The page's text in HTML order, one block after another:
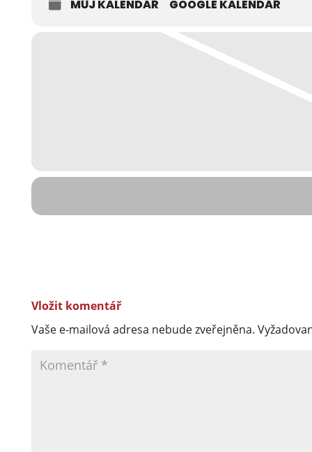
MŮJ KALENDÁŘ GOOGLE KALENDÁŘ
Vložit komentář
Vaše e-mailová adresa nebude zveřejněna.